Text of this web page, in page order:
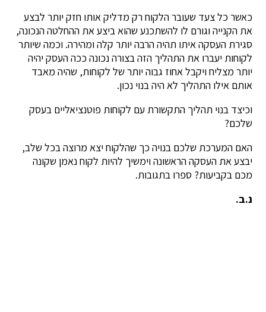
כאשר כל צעד שעובר הלקוח רק מדליק אותו חזק יותר לבצע
את הקנייה וגורם לו להשתכנע שהוא ביצע את ההחלטה הנכונה,
סגירת העסקה איתו תהיה הרבה יותר קלה ומהירה. וכמה שיותר
לקוחות יעברו את התהליך הזה בצורה נכונה ככה העסק יהיה
יותר מצליח ויקבל אחוז גבוה יותר של לקוחות, שהיה מאבד
אותם אילו התהליך לא היה בנוי נכון.
וכיצד בנוי תהליך התקשורת עם לקוחות פוטנציאליים בעסק
שלכם?
האם המערכת שלכם בנויה כך שהלקוח יצא מרוצה בכל שלב,
יבצע את העסקה הראשונה וימשיך להיות לקוח נאמן שקונה
מכם בקביעות? ספרו בתגובות.
נ.ב.